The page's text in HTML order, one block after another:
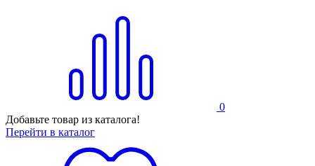
0
Добавьте товар из каталога!
Перейти в каталог